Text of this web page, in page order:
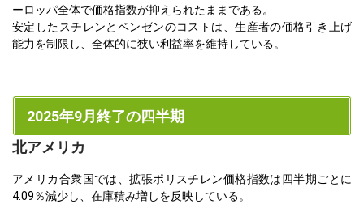
ーロッパ全体で価格指数が抑えられたままである。
安定したスチレンとベンゼンのコストは、生産者の価格引き上げ
能力を制限し、全体的に狭い利益率を維持している。
2025年9月終了の四半期
北アメリカ
アメリカ合衆国では、拡張ポリスチレン価格指数は四半期ごとに
4.09％減少し、在庫積み増しを反映している。